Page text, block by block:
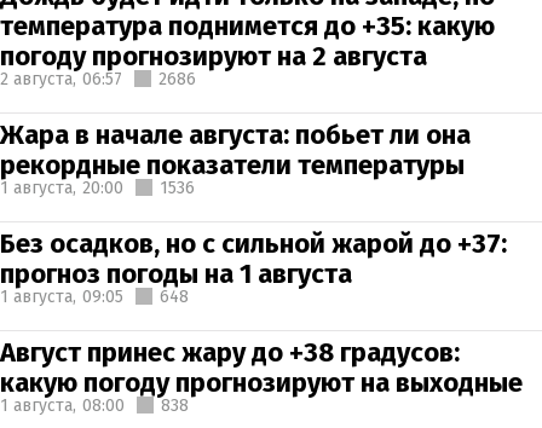
температура поднимется до +35: какую
погоду прогнозируют на 2 августа
2 августа, 06:57 2686
Жара в начале августа: побьет ли она
рекордные показатели температуры
1 августа, 20:00 1536
Без осадков, но с сильной жарой до +37:
прогноз погоды на 1 августа
1 августа, 09:05 648
Август принес жару до +38 градусов:
какую погоду прогнозируют на выходные
1 августа, 08:00 838